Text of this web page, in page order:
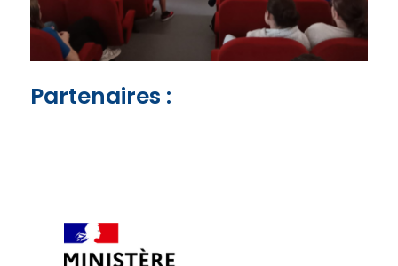
Partenaires :